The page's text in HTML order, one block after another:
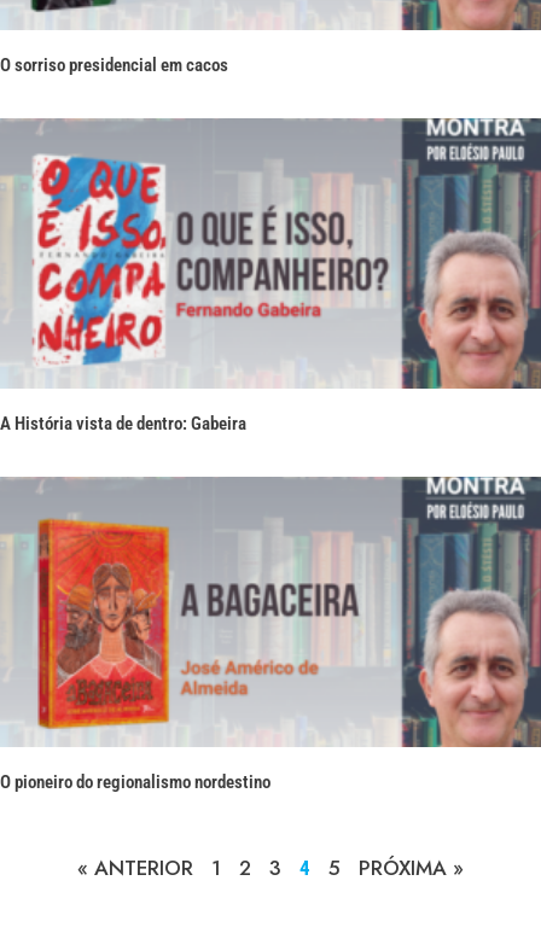
O sorriso presidencial em cacos
A História vista de dentro: Gabeira
O pioneiro do regionalismo nordestino
« ANTERIOR 1 2 3 4 5 PRÓXIMA »